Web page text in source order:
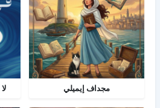
مجداف إيميلي